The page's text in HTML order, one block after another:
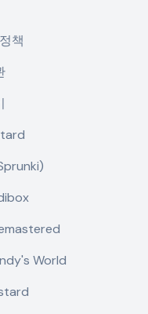
책
World